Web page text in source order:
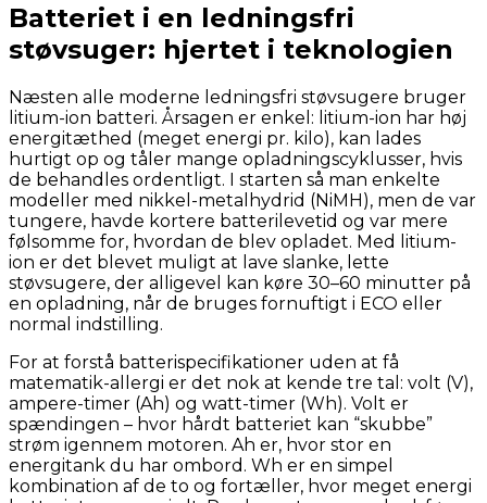
Batteriet i en ledningsfri
støvsuger: hjertet i teknologien
Næsten alle moderne ledningsfri støvsugere bruger
litium-ion batteri. Årsagen er enkel: litium-ion har høj
energitæthed (meget energi pr. kilo), kan lades
hurtigt op og tåler mange opladningscyklusser, hvis
de behandles ordentligt. I starten så man enkelte
modeller med nikkel-metalhydrid (NiMH), men de var
tungere, havde kortere batterilevetid og var mere
følsomme for, hvordan de blev opladet. Med litium-
ion er det blevet muligt at lave slanke, lette
støvsugere, der alligevel kan køre 30–60 minutter på
en opladning, når de bruges fornuftigt i ECO eller
normal indstilling.
For at forstå batterispecifikationer uden at få
matematik-allergi er det nok at kende tre tal: volt (V),
ampere-timer (Ah) og watt-timer (Wh). Volt er
spændingen – hvor hårdt batteriet kan “skubbe”
strøm igennem motoren. Ah er, hvor stor en
energitank du har ombord. Wh er en simpel
kombination af de to og fortæller, hvor meget energi